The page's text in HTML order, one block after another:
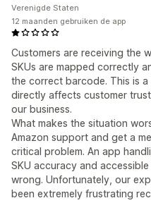
Customers are receiving the
SKUs are mapped correctly
the correct barcode. This is
directly affects customer
our business.
What makes the situation
Amazon support and get a
critical problem. An app
SKU accuracy and
wrong. Unfortunately, our
been extremely frustrating
Verenigde Staten
12 maanden gebruiken de app